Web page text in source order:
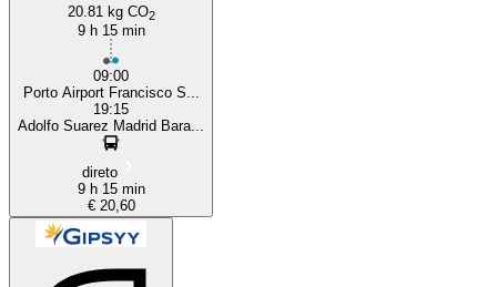
20.81 kg CO2
9 h 15 min
09:00
Porto Airport Francisco S...
19:15
Adolfo Suarez Madrid Bara...
direto
9 h 15 min
€ 20,60